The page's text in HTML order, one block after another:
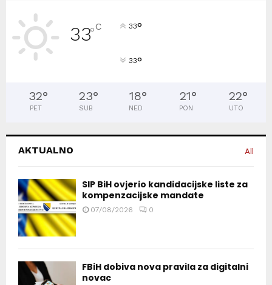
33°C 33°
33°
32°
PET
23°
SUB
18°
NED
21°
PON
22°
UTO
AKTUALNO All
SIP BiH ovjerio kandidacijske liste za
kompenzacijske mandate
07/08/2026 0
FBiH dobiva nova pravila za digitalni
novac